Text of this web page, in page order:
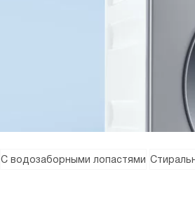
С водозаборными лопастями